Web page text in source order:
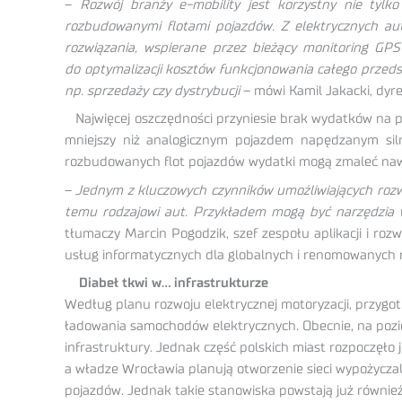
–
Rozwój branży e-mobility jest korzystny nie
rozbudowanymi flotami pojazdów. Z elektrycznych
rozwiązania, wspierane przez bieżący monitoring
do optymalizacji kosztów funkcjonowania całego
np. sprzedaży czy dystrybucji– mówi Kamil Jakacki,
Najwięcej oszczędności przyniesie brak wydatków na
mniejszy niż analogicznym pojazdem napędzanym
rozbudowanych flot pojazdów wydatki mogą zmaleć
– Jednym z kluczowych czynników umożliwiających
temu rodzajowi aut. Przykładem mogą być
tłumaczy Marcin Pogodzik, szef zespołu aplikacji i
usług informatycznych dla globalnych i
Diabeł tkwi w… infrastrukturze
Według planu rozwoju elektrycznej motoryzacji,
ładowania samochodów elektrycznych. Obecnie, na
infrastruktury. Jednak część polskich miast
a władze Wrocławia planują otworzenie sieci
pojazdów. Jednak takie stanowiska powstają już